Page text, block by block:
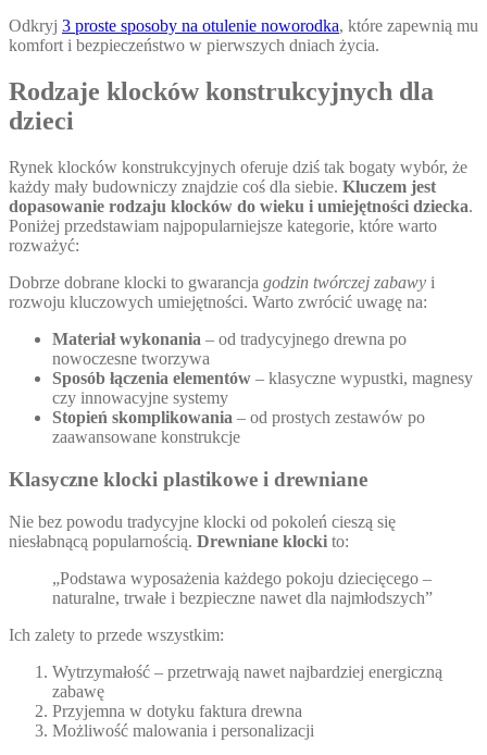
Odkryj 3 proste sposoby na otulenie noworodka, które zapewnią mu
komfort i bezpieczeństwo w pierwszych dniach życia.
Rodzaje klocków konstrukcyjnych dla
dzieci
Rynek klocków konstrukcyjnych oferuje dziś tak bogaty wybór, że
każdy mały budowniczy znajdzie coś dla siebie. Kluczem jest
dopasowanie rodzaju klocków do wieku i umiejętności dziecka.
Poniżej przedstawiam najpopularniejsze kategorie, które warto
rozważyć:
Dobrze dobrane klocki to gwarancja godzin twórczej zabawy i
rozwoju kluczowych umiejętności. Warto zwrócić uwagę na:
Materiał wykonania – od tradycyjnego drewna po
nowoczesne tworzywa
Sposób łączenia elementów – klasyczne wypustki, magnesy
czy innowacyjne systemy
Stopień skomplikowania – od prostych zestawów po
zaawansowane konstrukcje
Klasyczne klocki plastikowe i drewniane
Nie bez powodu tradycyjne klocki od pokoleń cieszą się
niesłabnącą popularnością. Drewniane klocki to:
„Podstawa wyposażenia każdego pokoju dziecięcego –
naturalne, trwałe i bezpieczne nawet dla najmłodszych”
Ich zalety to przede wszystkim:
Wytrzymałość – przetrwają nawet najbardziej energiczną
zabawę
Przyjemna w dotyku faktura drewna
Możliwość malowania i personalizacji